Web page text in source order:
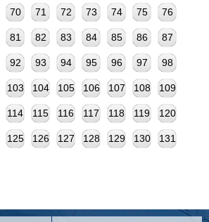
70 71 72 73 74 75 76
81 82 83 84 85 86 87
92 93 94 95 96 97 98
103 104 105 106 107 108 109
114 115 116 117 118 119 120
125 126 127 128 129 130 131